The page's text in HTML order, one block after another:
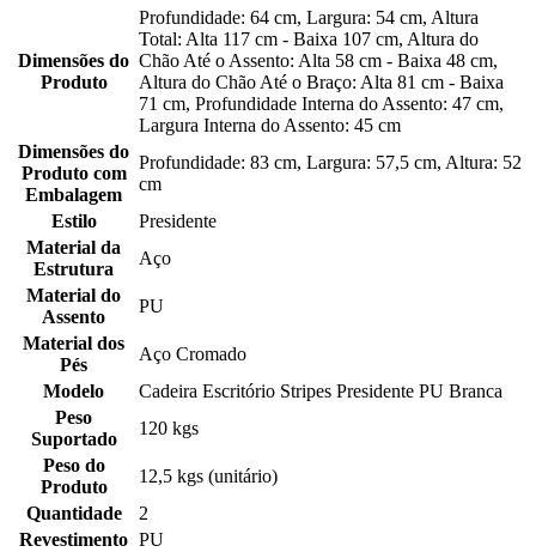
Dimensões do
Produto
Profundidade: 64 cm, Largura: 54 cm, Altura
Total: Alta 117 cm - Baixa 107 cm, Altura do
Chão Até o Assento: Alta 58 cm - Baixa 48 cm,
Altura do Chão Até o Braço: Alta 81 cm - Baixa
71 cm, Profundidade Interna do Assento: 47 cm,
Largura Interna do Assento: 45 cm
Dimensões do
Produto com
Embalagem
Profundidade: 83 cm, Largura: 57,5 cm, Altura: 52
cm
Estilo
Presidente
Material da
Estrutura
Aço
Material do
Assento
PU
Material dos
Pés
Aço Cromado
Modelo
Cadeira Escritório Stripes Presidente PU Branca
Peso
Suportado
120 kgs
Peso do
Produto
12,5 kgs (unitário)
Quantidade
2
Revestimento PU